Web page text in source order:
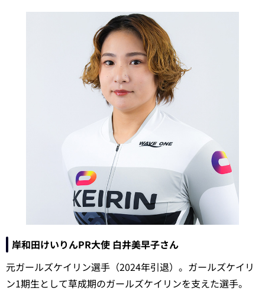
岸和田けいりんPR大使 白井美早子さん
元ガールズケイリン選手（2024年引退）。ガールズケイリ
ン1期生として草成期のガールズケイリンを支えた選手。